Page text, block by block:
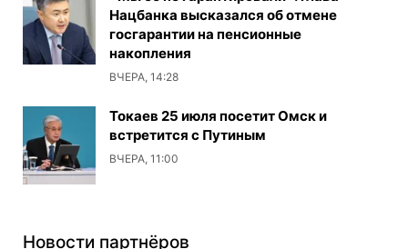
Нацбанка высказался об отмене
госгарантии на пенсионные
накопления
ВЧЕРА, 14:28
Токаев 25 июля посетит Омск и
встретится с Путиным
ВЧЕРА, 11:00
Новости партнёров